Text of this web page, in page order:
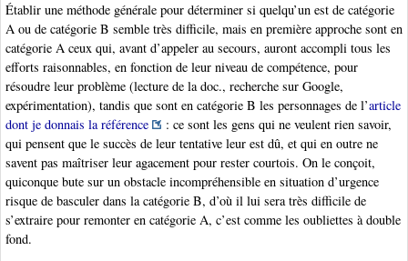
Établir une méthode générale pour déterminer si quelqu’un est de catégorie
A ou de catégorie B semble très difficile, mais en première approche sont en
catégorie A ceux qui, avant d’appeler au secours, auront accompli tous les
efforts raisonnables, en fonction de leur niveau de compétence, pour
résoudre leur problème (lecture de la doc., recherche sur Google,
expérimentation), tandis que sont en catégorie B les personnages de l’article
dont je donnais la référence
: ce sont les gens qui ne veulent rien savoir,
qui pensent que le succès de leur tentative leur est dû, et qui en outre ne
savent pas maîtriser leur agacement pour rester courtois. On le conçoit,
quiconque bute sur un obstacle incompréhensible en situation d’urgence
risque de basculer dans la catégorie B, d’où il lui sera très difficile de
s’extraire pour remonter en catégorie A, c’est comme les oubliettes à double
fond.